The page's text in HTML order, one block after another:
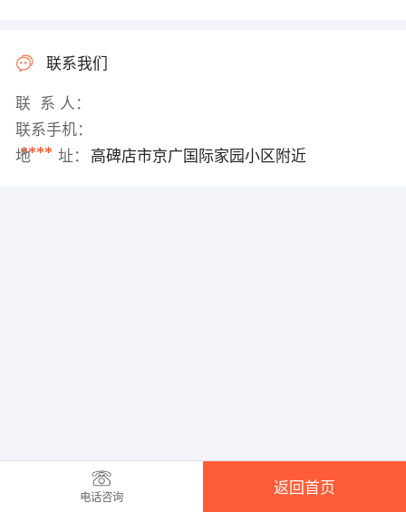
联系我们
联 系 人：
联系手机：
****
地 址： 高碑店市京广国际家园小区附近
电话咨询
返回首页